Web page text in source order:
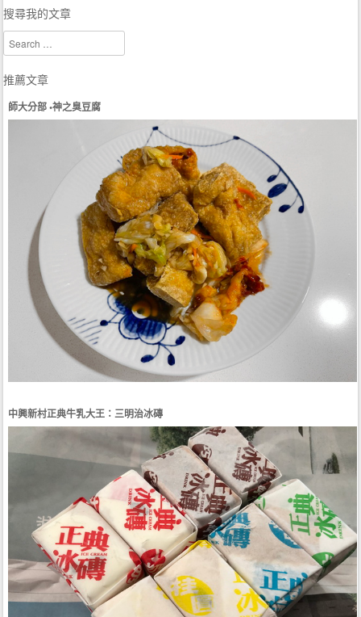
搜尋我的文章
Search
推薦文章
師大分部 •神之臭豆腐
中興新村正典牛乳大王：三明治冰磚